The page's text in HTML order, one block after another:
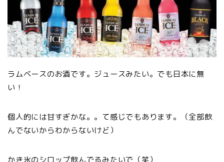
ラムベースのお酒です。ジュースみたい。でも日本に無
い！
個人的には甘すぎかな。。て感じでもあります。（全部飲
んでないからわからないけど）
かき氷のシロップ飲んでるみたいで（笑）